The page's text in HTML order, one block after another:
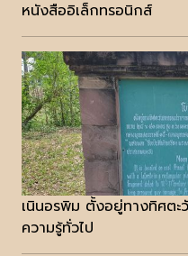
หนังสืออิเล็กทรอนิกส์
เนินอรพิม ตั้งอยู่ทางทิศต
ความรู้ทั่วไป